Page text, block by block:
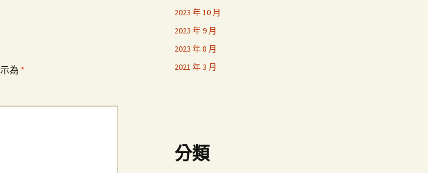
為 *
2023 年 10 月
2023 年 9 月
2023 年 8 月
2021 年 3 月
分類